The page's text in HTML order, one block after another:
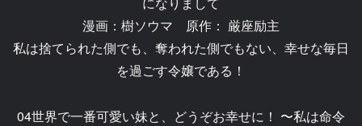
漫画：樹ソウマ 原作： 厳座励主
私は捨てられた側でも、奪われた側でもない、幸せな毎日
を過ごす令嬢である！
04世界で一番可愛い妹と、どうぞお幸せに！ 〜私は命令